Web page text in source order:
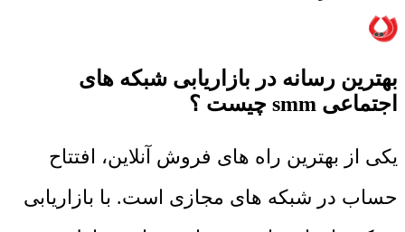
بهترین رسانه در بازاریابی شبکه های
اجتماعی smm چیست ؟
یکی از بهترین راه های فروش آنلاین، افتتاح
حساب در شبکه های مجازی است. با بازاریابی